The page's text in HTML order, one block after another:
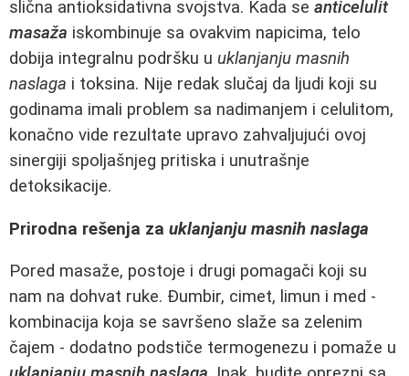
slična antioksidativna svojstva. Kada se anticelulit
masaža iskombinuje sa ovakvim napicima, telo
dobija integralnu podršku u uklanjanju masnih
naslaga i toksina. Nije redak slučaj da ljudi koji su
godinama imali problem sa nadimanjem i celulitom,
konačno vide rezultate upravo zahvaljujući ovoj
sinergiji spoljašnjeg pritiska i unutrašnje
detoksikacije.
Prirodna rešenja za uklanjanju masnih naslaga
Pored masaže, postoje i drugi pomagači koji su
nam na dohvat ruke. Đumbir, cimet, limun i med -
kombinacija koja se savršeno slaže sa zelenim
čajem - dodatno podstiče termogenezu i pomaže u